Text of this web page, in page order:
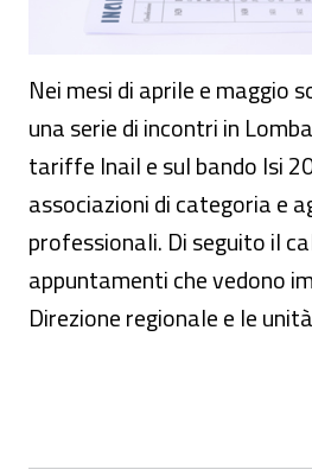
Nei mesi di aprile e maggio
una serie di incontri in
tariffe Inail e sul bando Isi
associazioni di categoria e
professionali. Di seguito il
appuntamenti che vedono
Direzione regionale e le